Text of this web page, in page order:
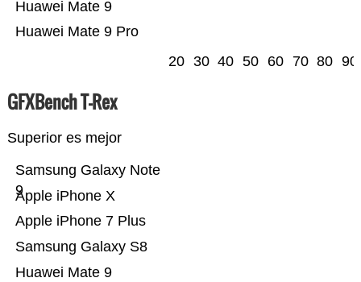
Huawei Mate 9 Pro
Huawei Mate 9
20 30 40 50 60 70 80 90
GFXBench T-Rex
Superior es mejor
Huawei Mate 9
Samsung Galaxy S8
Apple iPhone 7 Plus
Apple iPhone X
Samsung Galaxy Note
9